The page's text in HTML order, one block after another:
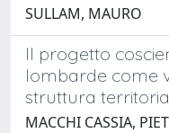
SULLAM, MAURO
Il progetto
lombarde come
struttura
MACCHI CASSIA,